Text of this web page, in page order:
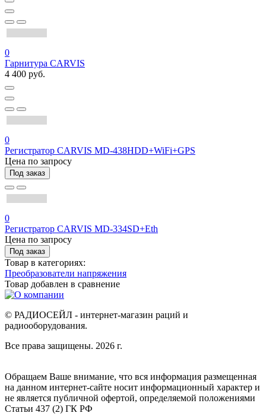
0
Гарнитура CARVIS
4 400 руб.
0
Регистратор CARVIS MD-438HDD+WiFi+GPS
Цена по запросу
Под заказ
0
Регистратор CARVIS MD-334SD+Eth
Цена по запросу
Под заказ
Товар в категориях:
Преобразователи напряжения
Товар добавлен в сравнение
© РАДИОСЕЙЛ - интернет-магазин раций и
радиооборудования.
Все права защищены. 2026 г.
Обращаем Ваше внимание, что вся информация размещенная
на данном интернет-сайте носит информационный характер и
не является публичной офертой, определяемой положениями
Статьи 437 (2) ГК РФ